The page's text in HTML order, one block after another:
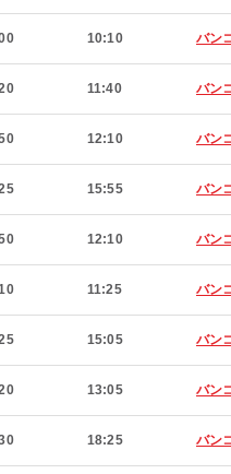
10:10 バン
11:40 バン
12:10 バン
15:55 バン
12:10 バン
11:25 バン
15:05 バン
13:05 バン
18:25 バン